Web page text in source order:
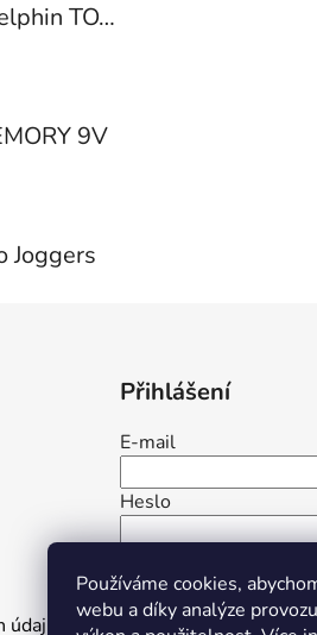
Používáme cookies,
webu a díky analýze
Signalizátor pro sadu Delphin TOTEM
9V
Joggers
Přihlášení
E-mail
Heslo
PŘIHLÁSIT SE
Nová registrace